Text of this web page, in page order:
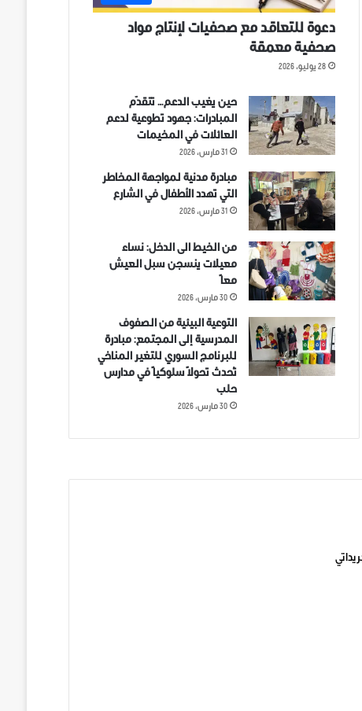
دعوة للتعاقد مع صحفيات لإنتاج مواد
صحفية معمقة
28 يوليو، 2026
حين يغيب الدعم… تتقدّم
المبادرات: جهود تطوعية لدعم
العائلات في المخيمات
31 مارس، 2026
مبادرة مدنية لمواجهة المخاطر
التي تهدد الأطفال في الشارع
31 مارس، 2026
من الخيط الى الدخل: نساء
معيلات ينسجن سبل العيش
معاً
30 مارس، 2026
التوعية البيئية من الصفوف
المدرسية إلى المجتمع: مبادرة
للبرنامج السوري للتغير المناخي
تُحدث تحولاً سلوكياً في مدارس
حلب
30 مارس، 2026